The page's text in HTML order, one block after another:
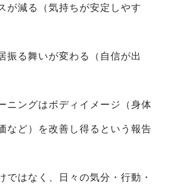
が減る（気持ちが安定しやす
振る舞いが変わる（自信が出
ニングはボディイメージ（身体
など）を改善し得るという報告
ではなく、日々の気分・行動・